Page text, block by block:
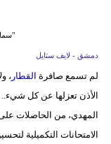
دمشق - لايف ستايل
لم تسمع صافرة القطار ،
الأذن تعزلها عن كل
المهدي، من الحاصلات على
الامتحانات التكميلية